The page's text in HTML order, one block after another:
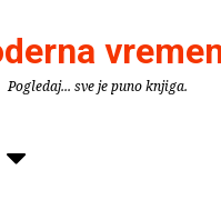
Pogledaj... sve je puno knjiga.